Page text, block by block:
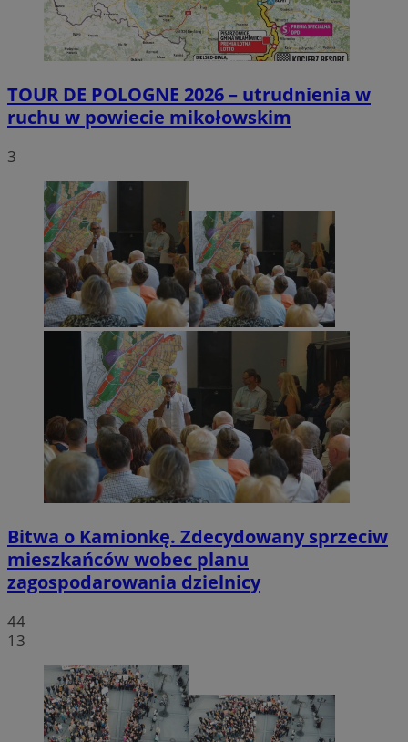
TOUR DE POLOGNE 2026 – utrudnienia w
ruchu w powiecie mikołowskim
3
Bitwa o Kamionkę. Zdecydowany sprzeciw
mieszkańców wobec planu
zagospodarowania dzielnicy
44
13